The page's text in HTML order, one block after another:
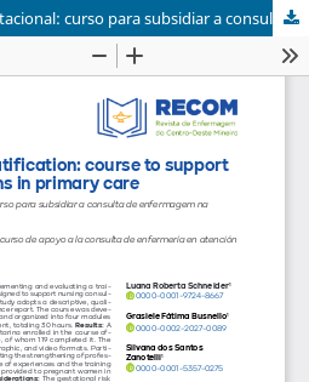
Estratificação de risco gestacional: curso para subsidiar a consulta de enfermagem na atenção primária